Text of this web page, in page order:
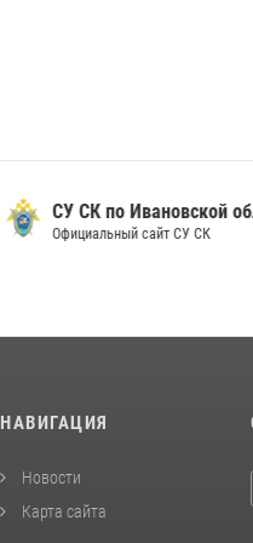
СУ СК по Ивановской
Официальный сайт СУ СК
НАВИГАЦИЯ
Новости
Карта сайта